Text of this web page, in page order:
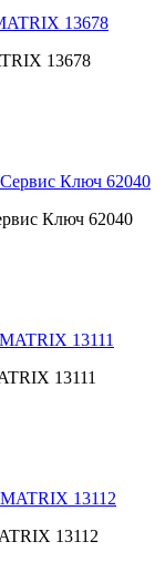
13678
Ключ 62040
13111
13112